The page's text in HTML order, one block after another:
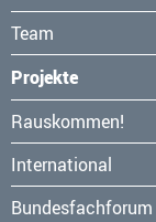
Team
Projekte
Navigation
überspringen
Rauskommen!
International
Bundesfachforum